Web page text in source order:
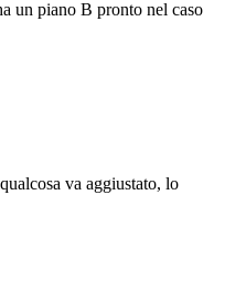
un piano B pronto nel caso
va aggiustato, lo